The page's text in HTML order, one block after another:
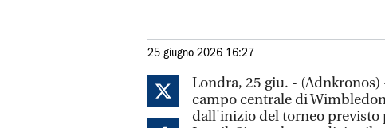
25 giugno 2026 16:27
Londra, 25 giu. -
campo centrale di
dall'inizio del torneo previsto